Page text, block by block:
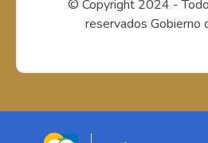
© Copyright 2024 -
reservados Gobierno